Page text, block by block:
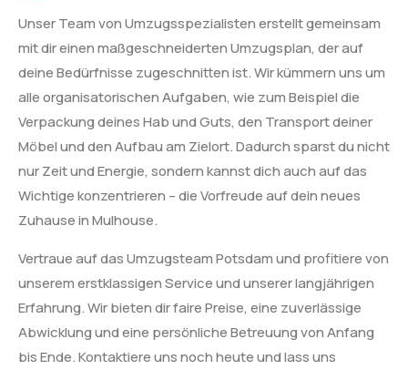
Unser Team von Umzugsspezialisten erstellt gemeinsam
mit dir einen maßgeschneiderten Umzugsplan, der auf
deine Bedürfnisse zugeschnitten ist. Wir kümmern uns um
alle organisatorischen Aufgaben, wie zum Beispiel die
Verpackung deines Hab und Guts, den Transport deiner
Möbel und den Aufbau am Zielort. Dadurch sparst du nicht
nur Zeit und Energie, sondern kannst dich auch auf das
Wichtige konzentrieren – die Vorfreude auf dein neues
Zuhause in Mulhouse.
Vertraue auf das Umzugsteam Potsdam und profitiere von
unserem erstklassigen Service und unserer langjährigen
Erfahrung. Wir bieten dir faire Preise, eine zuverlässige
Abwicklung und eine persönliche Betreuung von Anfang
bis Ende. Kontaktiere uns noch heute und lass uns